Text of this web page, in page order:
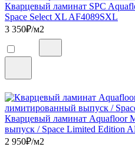
Кварцевый ламинат SPC
Space Select XL AF4089SXL
3 350₽/м2
Кварцевый ламинат Aquafloor
выпуск / Space Limited Edition
2 950₽/м2